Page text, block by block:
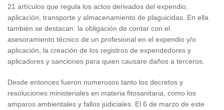
21 artículos que regula los actos derivados del expendio,
aplicación, transporte y almacenamiento de plaguicidas. En ella
también se destacan: la obligación de contar con el
asesoramiento técnico de un profesional en el expendio y/o
aplicación, la creación de los registros de expendedores y
aplicadores y sanciones para quien causare daños a terceros.
Desde entonces fueron numerosos tanto los decretos y
resoluciones ministeriales en materia fitosanitaria, como los
amparos ambientales y fallos judiciales. El 6 de marzo de este